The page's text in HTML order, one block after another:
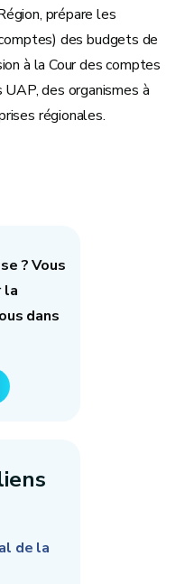
prépare les
des budgets de
à la Cour des comptes
des organismes à
régionales.
? Vous
la
dans
de la